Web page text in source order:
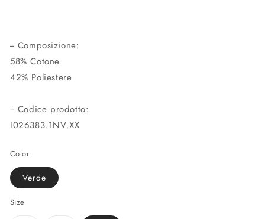
-- Composizione:
58% Cotone
42% Poliestere
-- Codice prodotto:
I026383.1NV.XX
Color
Verde
Size